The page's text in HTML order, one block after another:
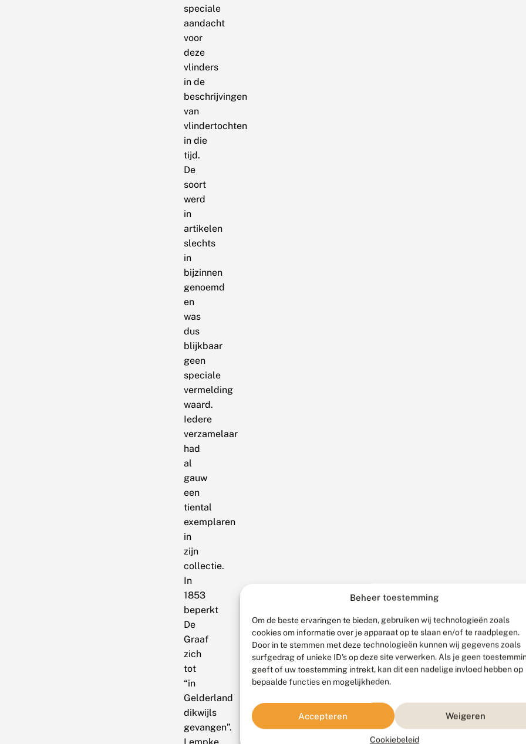
Beheer toestemming
Om de beste ervaringen te bieden, gebruiken wij technologieën zoals
cookies om informatie over je apparaat op te slaan en/of te raadplegen.
Door in te stemmen met deze technologieën kunnen wij gegevens zoals
surfgedrag of unieke ID's op deze site verwerken. Als je geen
geeft of uw toestemming intrekt, kan dit een nadelige invloed hebben op
bepaalde functies en mogelijkheden.
Accepteren Weigeren
Cookiebeleid
speciale
aandacht
voor
deze
vlinders
in de
beschrijvingen
van
vlindertochten
in die
tijd.
De
soort
werd
in
artikelen
slechts
in
bijzinnen
genoemd
en
was
dus
blijkbaar
geen
speciale
vermelding
waard.
Iedere
verzamelaar
had
al
gauw
een
tiental
exemplaren
in
zijn
collectie.
In
1853
beperkt
De
Graaf
zich
tot
“in
Gelderland
dikwijls
gevangen”.
Lempke